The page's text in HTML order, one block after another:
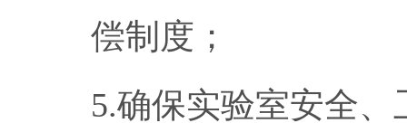
偿制度；
5.确保实验室安全、